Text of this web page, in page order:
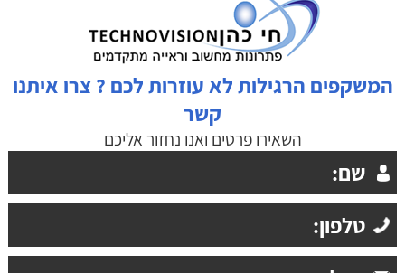
המשקפים הרגילות לא עוזרות לכם ? צרו איתנו
קשר
השאירו פרטים ואנו נחזור אליכם